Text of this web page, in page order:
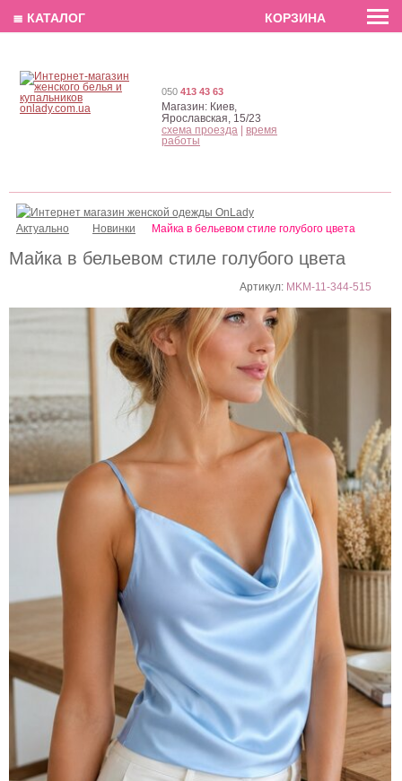
EN РУС
Майка в бельевом стиле голубого цвета
Артикул: MKM-11-344-515
Актуально Новинки Майка в бельевом стиле голубого цвета
050 413 43 63
Магазин: Киев,
Ярославская, 15/23
схема проезда
время
работы
≣ КАТАЛОГ КОРЗИНА